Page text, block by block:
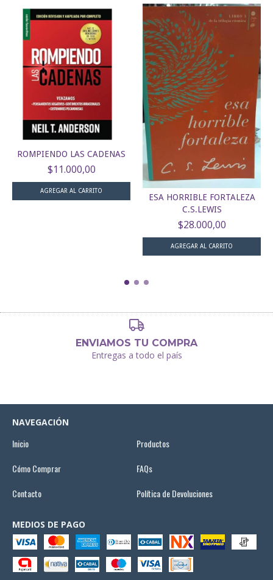
ROMPIENDO LAS CADENAS
$11.000,00
ESA HORRIBLE FORTALEZA
C.S.LEWIS
$28.000,00
ENVIAMOS TU COMPRA
Entregas a todo el país
NAVEGACIÓN
Inicio
Productos
Cómo Comprar
FAQs
Contacto
Política de Devoluciones
MEDIOS DE PAGO